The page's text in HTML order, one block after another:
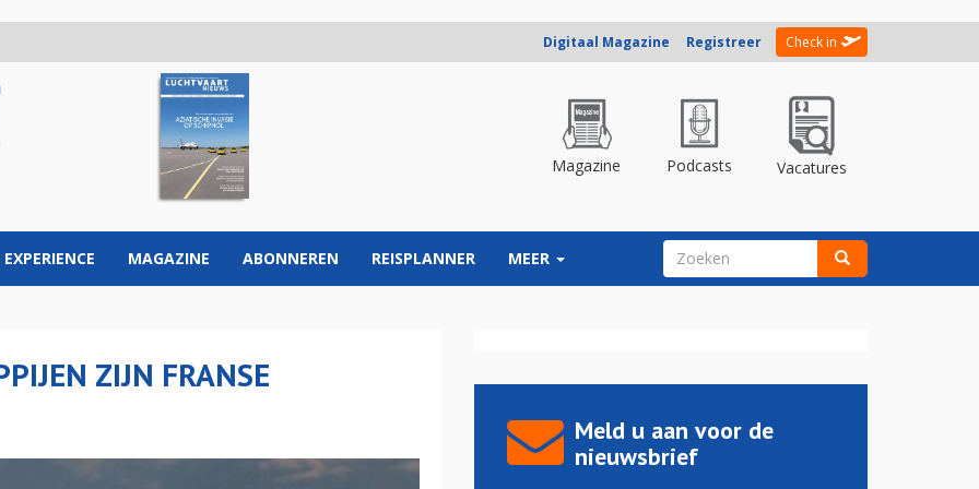
Digitaal Magazine Registreer Check in
Magazine Podcasts Vacatures
EXPERIENCE MAGAZINE ABONNEREN REISPLANNER MEER ZOEKVELD
ZIJN FRANSE
Meld u aan voor de
nieuwsbrief